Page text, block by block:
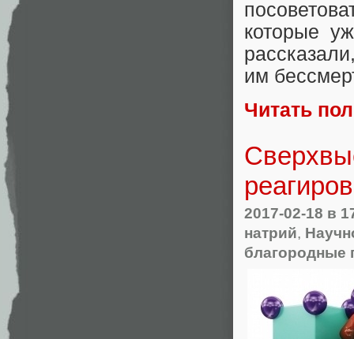
которые
им
Читать
2017-02-18 в
натрий,
благородные